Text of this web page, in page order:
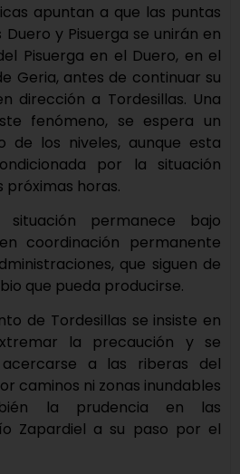
apuntan a que las puntas
y Pisuerga se unirán en
Pisuerga en el Duero, en el
Geria, antes de continuar su
dirección a Tordesillas. Una
fenómeno, se espera un
de los niveles, aunque esta
por la situación
horas.
permanece bajo
coordinación permanente
que siguen de
que pueda producirse.
de Tordesillas se insiste en
la precaución y se
a las riberas del
caminos ni zonas inundables
la prudencia en las
Zapardiel a su paso por el